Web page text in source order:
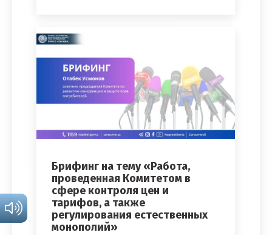
Брифинг на тему «Работа,
проведенная Комитетом в
сфере контроля цен и
тарифов, а также
регулирования естественных
монополий»